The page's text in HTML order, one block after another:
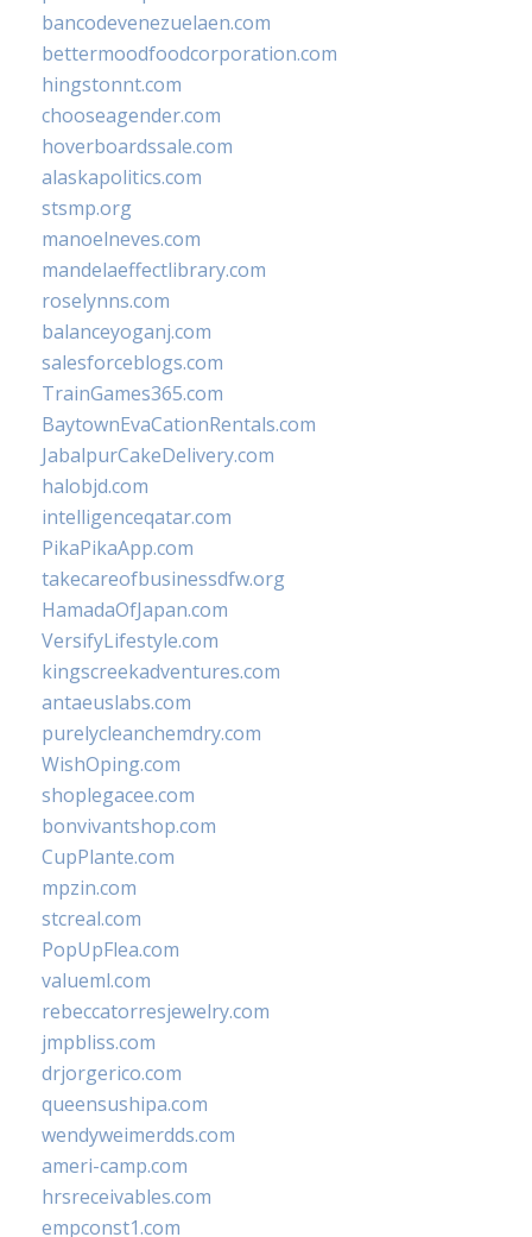
bancodevenezuelaen.com
bettermoodfoodcorporation.com
hingstonnt.com
chooseagender.com
hoverboardssale.com
alaskapolitics.com
stsmp.org
manoelneves.com
mandelaeffectlibrary.com
roselynns.com
balanceyoganj.com
salesforceblogs.com
TrainGames365.com
BaytownEvaCationRentals.com
JabalpurCakeDelivery.com
halobjd.com
intelligenceqatar.com
PikaPikaApp.com
takecareofbusinessdfw.org
HamadaOfJapan.com
VersifyLifestyle.com
kingscreekadventures.com
antaeuslabs.com
purelycleanchemdry.com
WishOping.com
shoplegacee.com
bonvivantshop.com
CupPlante.com
mpzin.com
stcreal.com
PopUpFlea.com
valueml.com
rebeccatorresjewelry.com
jmpbliss.com
drjorgerico.com
queensushipa.com
wendyweimerdds.com
ameri-camp.com
hrsreceivables.com
empconst1.com